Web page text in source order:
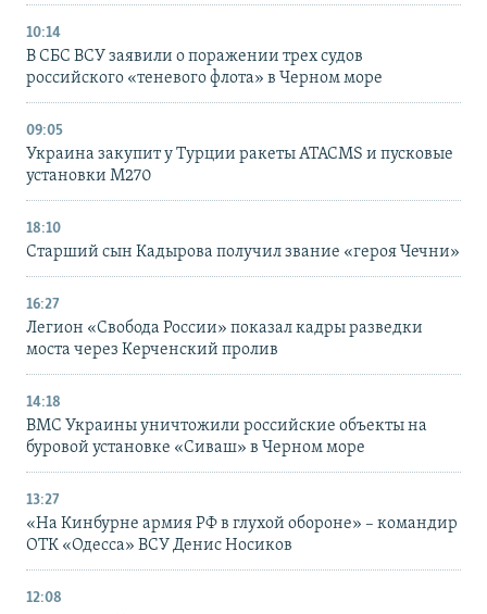
10:14
В СБС ВСУ заявили о поражении трех судов
российского «теневого флота» в Черном море
09:05
Украина закупит у Турции ракеты ATACMS и пусковые
установки M270
18:10
Старший сын Кадырова получил звание «героя Чечни»
16:27
Легион «Свобода России» показал кадры разведки
моста через Керченский пролив
14:18
ВМС Украины уничтожили российские объекты на
буровой установке «Сиваш» в Черном море
13:27
«На Кинбурне армия РФ в глухой обороне» – командир
ОТК «Одесса» ВСУ Денис Носиков
12:08